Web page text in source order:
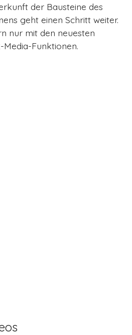
der Bausteine des
geht einen Schritt weiter.
nur mit den neuesten
Funktionen.